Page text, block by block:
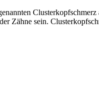
Zähne sein.